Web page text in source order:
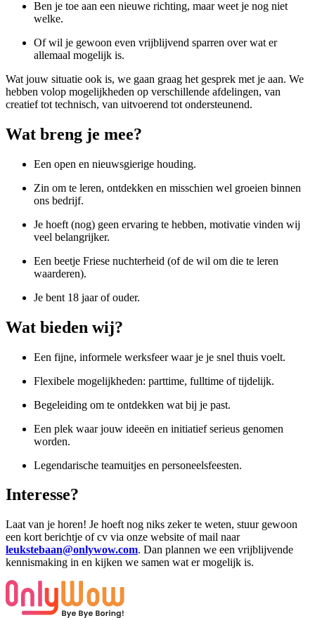
Ben je toe aan een nieuwe richting, maar weet je nog niet
welke.
Of wil je gewoon even vrijblijvend sparren over wat er
allemaal mogelijk is.
Wat jouw situatie ook is, we gaan graag het gesprek met je aan. We
hebben volop mogelijkheden op verschillende afdelingen, van
creatief tot technisch, van uitvoerend tot ondersteunend.
Wat breng je mee?
Een open en nieuwsgierige houding.
Zin om te leren, ontdekken en misschien wel groeien binnen
ons bedrijf.
Je hoeft (nog) geen ervaring te hebben, motivatie vinden wij
veel belangrijker.
Een beetje Friese nuchterheid (of de wil om die te leren
waarderen).
Je bent 18 jaar of ouder.
Wat bieden wij?
Een fijne, informele werksfeer waar je je snel thuis voelt.
Flexibele mogelijkheden: parttime, fulltime of tijdelijk.
Begeleiding om te ontdekken wat bij je past.
Een plek waar jouw ideeën en initiatief serieus genomen
worden.
Legendarische teamuitjes en personeelsfeesten.
Interesse?
Laat van je horen! Je hoeft nog niks zeker te weten, stuur gewoon
een kort berichtje of cv via onze website of mail naar
leukstebaan@onlywow.com. Dan plannen we een vrijblijvende
kennismaking in en kijken we samen wat er mogelijk is.